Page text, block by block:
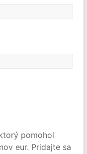
pomohol
eur. Pridajte sa